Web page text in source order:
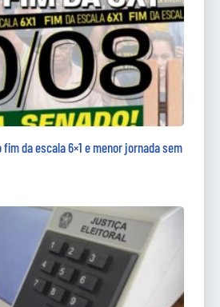
da escala 6×1 e menor jornada sem